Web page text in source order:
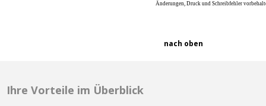
Änderungen, Druck und Schreibfehler
nach oben
Ihre Vorteile im Überblick